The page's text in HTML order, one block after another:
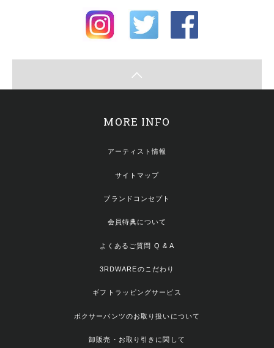
MORE INFO
アーティスト情報
サイトマップ
ブランドコンセプト
会員特典について
よくあるご質問 Q & A
3RDWAREのこだわり
ギフトラッピングサービス
ボクサーパンツのお取り扱いについて
卸販売・お取り引きに関して